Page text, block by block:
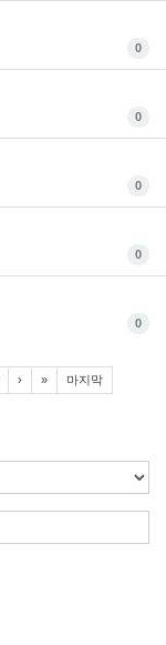
0
0
0
0
0
› » 마지막